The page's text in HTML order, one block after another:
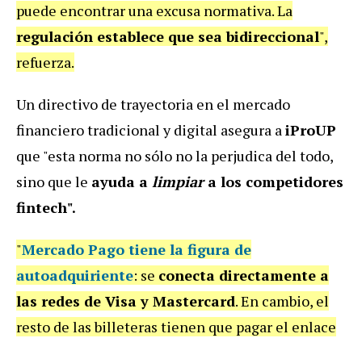
puede encontrar una excusa normativa. La
regulación establece que sea bidireccional",
refuerza.
Un directivo de trayectoria en el mercado
financiero tradicional y digital asegura aiProUP
que "esta norma no sólo no la perjudica del todo,
sino que le ayuda a limpiara los competidores
fintech".
"Mercado Pago tiene la figura de
autoadquiriente: se conecta directamente a
las redes de Visa y Mastercard. En cambio, el
resto de las billeteras tienen que pagar el enlace